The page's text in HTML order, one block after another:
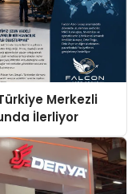
Merkezli
İlerliyor